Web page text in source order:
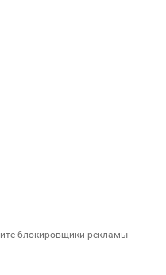
блокировщики рекламы